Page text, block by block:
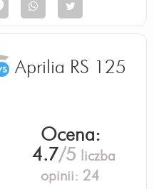
Aprilia RS 125
Ocena:
4.7/5 liczba
opinii: 24